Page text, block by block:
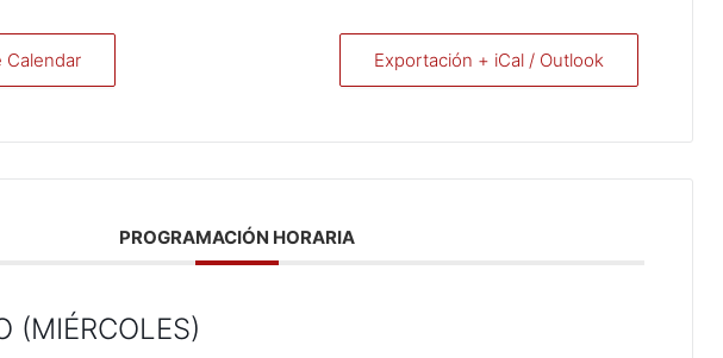
Calendar Exportación + iCal / Outlook
PROGRAMACIÓN HORARIA
(MIÉRCOLES)